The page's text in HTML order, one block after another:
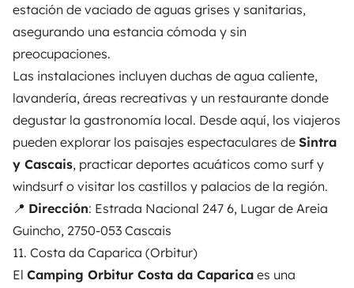
estación de vaciado de aguas grises y sanitarias,
asegurando una estancia cómoda y sin
preocupaciones.
Las instalaciones incluyen duchas de agua caliente,
lavandería, áreas recreativas y un restaurante donde
degustar la gastronomía local. Desde aquí, los viajeros
pueden explorar los paisajes espectaculares de Sintra
y Cascais, practicar deportes acuáticos como surf y
windsurf o visitar los castillos y palacios de la región.
📍 Dirección: Estrada Nacional 247 6, Lugar de Areia
Guincho, 2750-053 Cascais
11. Costa da Caparica (Orbitur)
El Camping Orbitur Costa da Caparica es una